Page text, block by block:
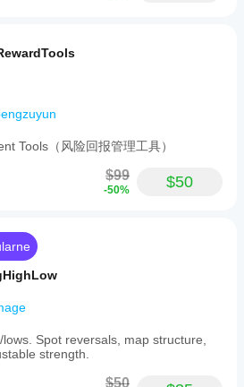
Tools（风险回报管理工具）
$99
-50% $50
Spot reversals, map structure,
strength.
$50